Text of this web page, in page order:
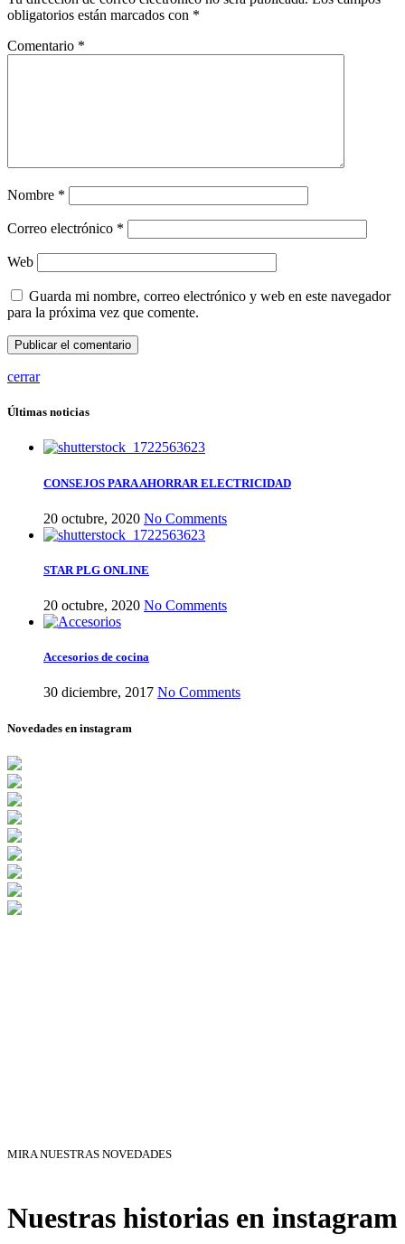
obligatorios están marcados con *
Comentario *
Nombre *
Correo electrónico *
Web
Guarda mi nombre, correo electrónico y web en este navegador
para la próxima vez que comente.
cerrar
Últimas noticias
CONSEJOS PARA AHORRAR ELECTRICIDAD
20 octubre, 2020 No Comments
STAR PLG ONLINE
20 octubre, 2020 No Comments
Accesorios de cocina
30 diciembre, 2017 No Comments
Novedades en instagram
MIRA NUESTRAS NOVEDADES
Nuestras historias en instagram